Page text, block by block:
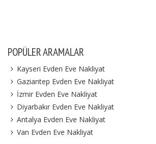
POPÜLER ARAMALAR
Kayseri Evden Eve Nakliyat
Gaziantep Evden Eve Nakliyat
İzmir Evden Eve Nakliyat
Diyarbakır Evden Eve Nakliyat
Antalya Evden Eve Nakliyat
Van Evden Eve Nakliyat